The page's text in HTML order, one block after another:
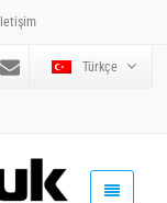
İletişim
Türkçe